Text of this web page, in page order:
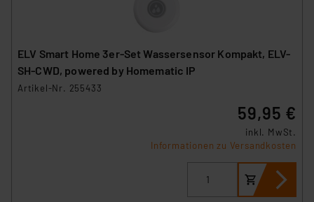
ELV Smart Home 3er-Set Wassersensor Kompakt, ELV-
SH-CWD, powered by Homematic IP
Artikel-Nr. 255433
59,95 €
inkl. MwSt.
Informationen zu Versandkosten